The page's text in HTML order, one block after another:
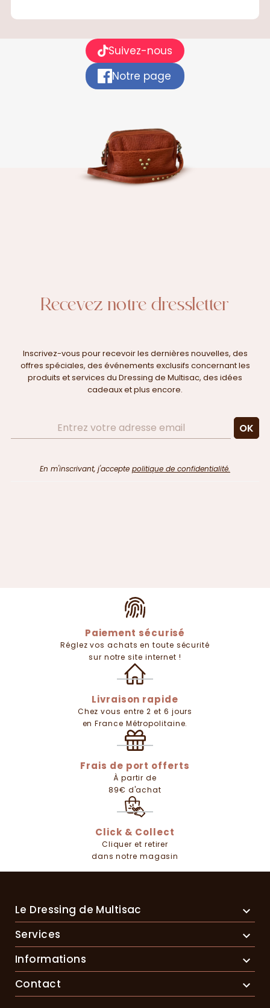
Suivez-nous
Notre page
Recevez notre dressletter
Inscrivez-vous pour recevoir les dernières nouvelles, des
offres spéciales, des événements exclusifs concernant les
produits et services du Dressing de Multisac, des idées
cadeaux et plus encore.
En m'inscrivant, j'accepte politique de confidentialité.
Paiement sécurisé
Réglez vos achats en toute sécurité
sur notre site internet !
Livraison rapide
Chez vous entre 2 et 6 jours
en France Métropolitaine.
Frais de port offerts
À partir de
89€ d'achat
Click & Collect
Cliquer et retirer
dans notre magasin
Le Dressing de Multisac

Services

Informations

Contact
